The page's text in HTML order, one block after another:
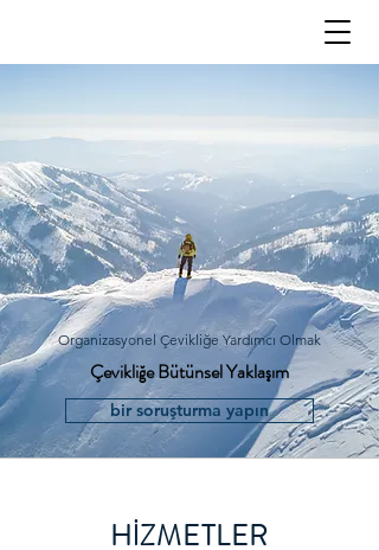
Organizasyonel Çevikliğe Yardımcı Olmak
Çevikliğe Bütünsel Yaklaşım
bir soruşturma yapın
HİZMETLER